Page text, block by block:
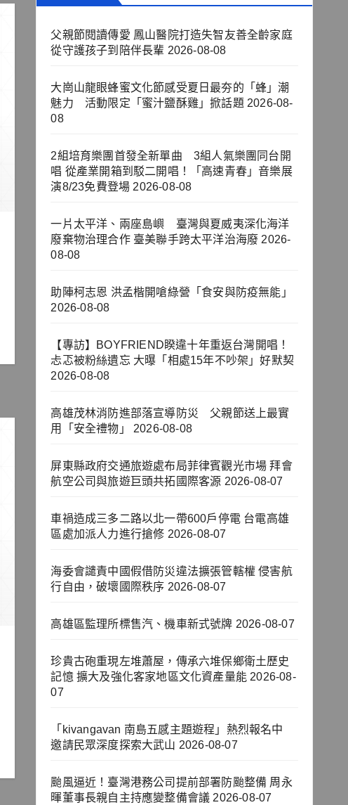
父親節閱讀傳愛 鳳山醫院打造失智友善全齡家庭
從守護孩子到陪伴長輩 2026-08-08
大崗山龍眼蜂蜜文化節感受夏日最夯的「蜂」潮
魅力 活動限定「蜜汁鹽酥雞」掀話題 2026-08-
08
2組培育樂團首發全新單曲 3組人氣樂團同台開
唱 從產業開箱到駁二開唱！「高速青春」音樂展
演8/23免費登場 2026-08-08
一片太平洋、兩座島嶼 臺灣與夏威夷深化海洋
廢棄物治理合作 臺美聯手跨太平洋治海廢 2026-
08-08
助陣柯志恩 洪孟楷開嗆綠營「食安與防疫無能」
2026-08-08
【專訪】BOYFRIEND睽違十年重返台灣開唱！
忐忑被粉絲遺忘 大曝「相處15年不吵架」好默契
2026-08-08
高雄茂林消防進部落宣導防災 父親節送上最實
用「安全禮物」
2026-08-08
屏東縣政府交通旅遊處布局菲律賓觀光市場 拜會
航空公司與旅遊巨頭共拓國際客源 2026-08-07
車禍造成三多二路以北一帶600戶停電 台電高雄
區處加派人力進行搶修 2026-08-07
海委會譴責中國假借防災違法擴張管轄權 侵害航
行自由，破壞國際秩序 2026-08-07
高雄區監理所標售汽、機車新式號牌 2026-08-07
珍貴古砲重現左堆蕭屋，傳承六堆保鄉衛土歷史
記憶 擴大及強化客家地區文化資產量能 2026-08-
07
「kivangavan 南島五感主題遊程」熱烈報名中
邀請民眾深度探索大武山 2026-08-07
颱風逼近！臺灣港務公司提前部署防颱整備 周永
暉董事長親自主持應變整備會議 2026-08-07